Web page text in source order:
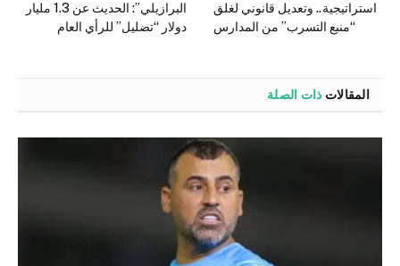
استراتيجية.. وتعديل قانوني لغلق
“منبع التسرب” من المدارس
البرازيلي”: الحديث عن 1.3 مليار
دولار “تضليل” للرأي العام
المقالات ذات الصلة